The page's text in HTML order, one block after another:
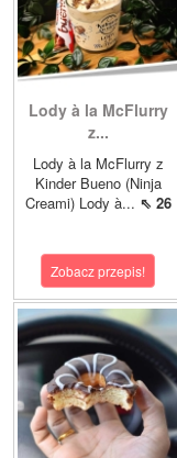
Lody à la McFlurry
z...
Lody à la McFlurry z
Kinder Bueno (Ninja
Creami) Lody à... ⇖ 26
Zobacz przepis!